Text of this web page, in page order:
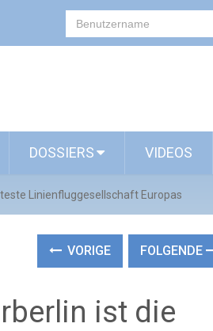
DOSSIERS VIDEOS
Linienfluggesellschaft Europas
VORIGE FOLGENDE
ist die